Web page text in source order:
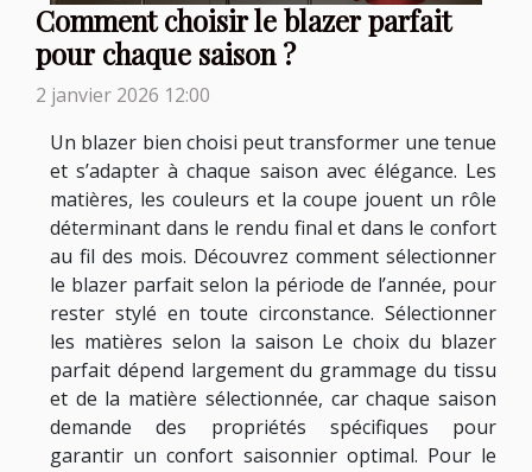
Comment choisir le blazer parfait
pour chaque saison ?
2 janvier 2026 12:00
Un blazer bien choisi peut transformer une tenue
et s’adapter à chaque saison avec élégance. Les
matières, les couleurs et la coupe jouent un rôle
déterminant dans le rendu final et dans le confort
au fil des mois. Découvrez comment sélectionner
le blazer parfait selon la période de l’année, pour
rester stylé en toute circonstance. Sélectionner
les matières selon la saison Le choix du blazer
parfait dépend largement du grammage du tissu
et de la matière sélectionnée, car chaque saison
demande des propriétés spécifiques pour
garantir un confort saisonnier optimal. Pour le